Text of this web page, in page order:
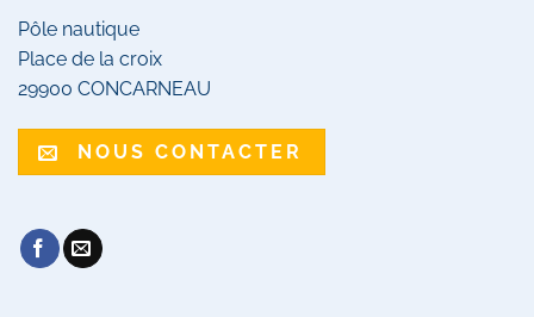
Pôle nautique
Place de la croix
29900 CONCARNEAU
NOUS CONTACTER